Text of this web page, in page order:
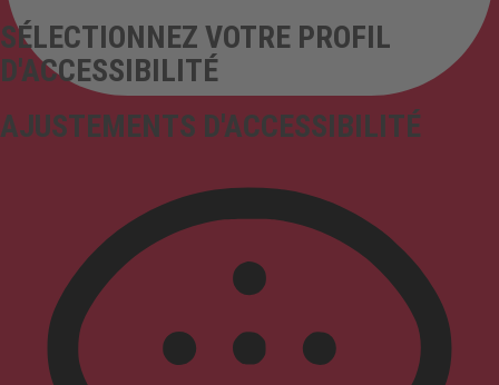
AJUSTEMENTS D'ACCESSIBILITÉ
SÉLECTIONNEZ VOTRE PROFIL
D'ACCESSIBILITÉ